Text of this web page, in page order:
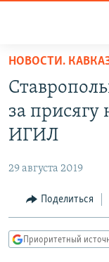
доступа
основному
Вернутся
Вернутся
ПОДКАСТЫ
АВТОРСКИЕ
МНЕНИЯ
КУЛЬТУРА
КАВКАЗ.РЕАЛИИ
НОВОСТИ.
за присягу
ИГИЛ
29 августа 2019
Поделиться
Приоритетный